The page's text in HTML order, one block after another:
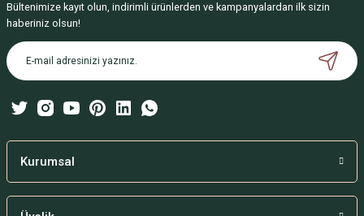
Ürün resmi kalitesiz, bozuk veya görüntülenemiyor.
Ürün açıklamasında eksik bilgiler bulunuyor.
Ürün bilgilerinde hatalar bulunuyor.
Bu ürüne benzer farklı alternatifler olmalı.
Bültenimize kayıt olun, indirimli ürünlerden ve kampanyalardan ilk sizin
haberiniz olsun!
Kurumsal